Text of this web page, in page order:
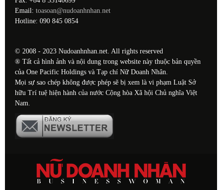
Email: toasoan@nudoanhnhan.net
Hotline: 090 845 0854
© 2008 - 2023 Nudoanhnhan.net. All rights reserved
® Tất cả hình ảnh và nội dung trong website này thuộc bản quyền
của One Pacific Holdings và Tạp chí Nữ Doanh Nhân.
Mọi sự sao chép không được phép sẽ bị xem là vi phạm Luật Sở
hữu Trí tuệ hiện hành của nước Cộng hòa Xã hội Chủ nghĩa Việt
Nam.